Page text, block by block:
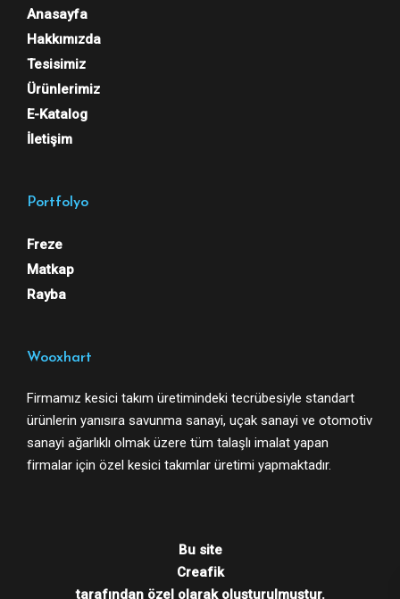
Anasayfa
Hakkımızda
Tesisimiz
Ürünlerimiz
E-Katalog
İletişim
Portfolyo
Freze
Matkap
Rayba
Wooxhart
Firmamız kesici takım üretimindeki tecrübesiyle standart
ürünlerin yanısıra savunma sanayi, uçak sanayi ve otomotiv
sanayi ağarlıklı olmak üzere tüm talaşlı imalat yapan
firmalar için özel kesici takımlar üretimi yapmaktadır.
Bu site
Creafik
tarafından özel olarak oluşturulmuştur.